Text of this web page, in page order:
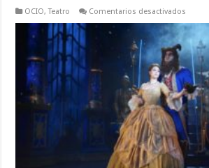
OCIO,Teatro Comentarios desactivados
Bella
y
la
Bestia
llegan
al
Teatro
Pujante